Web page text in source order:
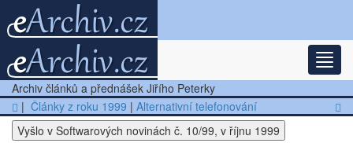
Nejnovější články
Další články
Přednášky
Archiv článků a přednášek Jiřího Peterky
| Články z roku 1999 | Alternativní telefonování
Vyšlo v Softwarových novinách č. 10/99, v říjnu 1999